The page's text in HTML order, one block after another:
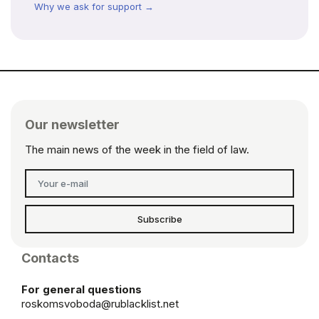
Why we ask for support →
Our newsletter
The main news of the week in the field of law.
Subscribe
Contacts
For general questions
roskomsvoboda@rublacklist.net